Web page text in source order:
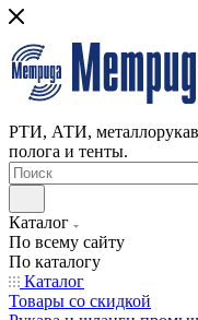
РТИ, АТИ,
полога и тенты.
Каталог
По всему сайту
По каталогу
Каталог
Товары со скидкой